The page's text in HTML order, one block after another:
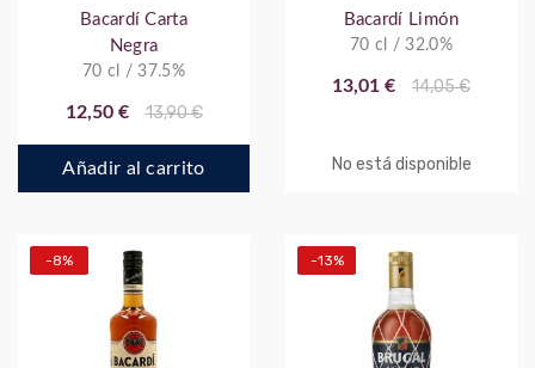
Bacardí Carta
Negra
70 cl / 37.5%
12,50 € 13,90 €
Añadir al carrito
Bacardí Limón
70 cl / 32.0%
13,01 € 14,05 €
No está disponible
-8% -13%